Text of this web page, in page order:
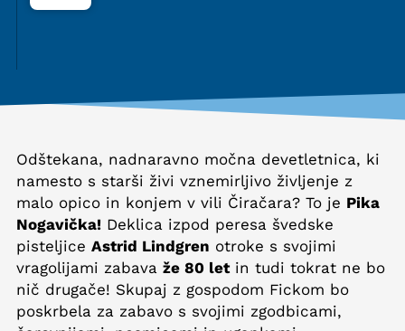
Odštekana, nadnaravno močna devetletnica, ki
namesto s starši živi vznemirljivo življenje z
malo opico in konjem v vili Čiračara? To je Pika
Nogavička! Deklica izpod peresa švedske
pisteljice Astrid Lindgren otroke s svojimi
vragolijami zabava že 80 letin tudi tokrat ne bo
nič drugače! Skupaj z gospodom Fickom bo
poskrbela za zabavo s svojimi zgodbicami,